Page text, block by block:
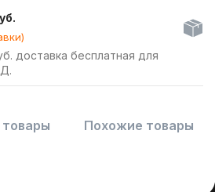
доставка бесплатная для
Похожие товары